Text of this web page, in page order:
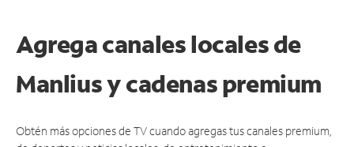
Agrega canales locales de
Manlius y cadenas premium
Obtén más opciones de TV cuando agregas tus canales premium,